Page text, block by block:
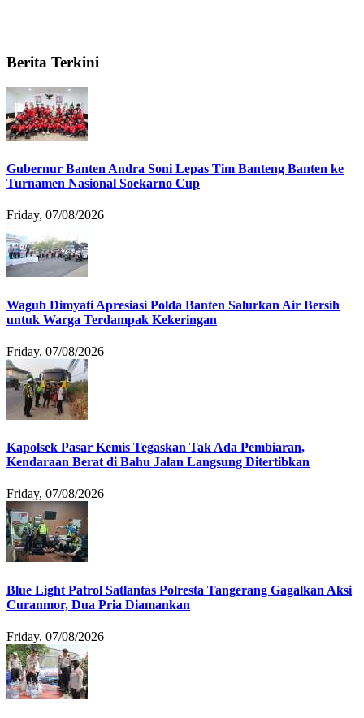
Berita Terkini
Gubernur Banten Andra Soni Lepas Tim Banteng Banten ke
Turnamen Nasional Soekarno Cup
Friday, 07/08/2026
Wagub Dimyati Apresiasi Polda Banten Salurkan Air Bersih
untuk Warga Terdampak Kekeringan
Friday, 07/08/2026
Kapolsek Pasar Kemis Tegaskan Tak Ada Pembiaran,
Kendaraan Berat di Bahu Jalan Langsung Ditertibkan
Friday, 07/08/2026
Blue Light Patrol Satlantas Polresta Tangerang Gagalkan Aksi
Curanmor, Dua Pria Diamankan
Friday, 07/08/2026